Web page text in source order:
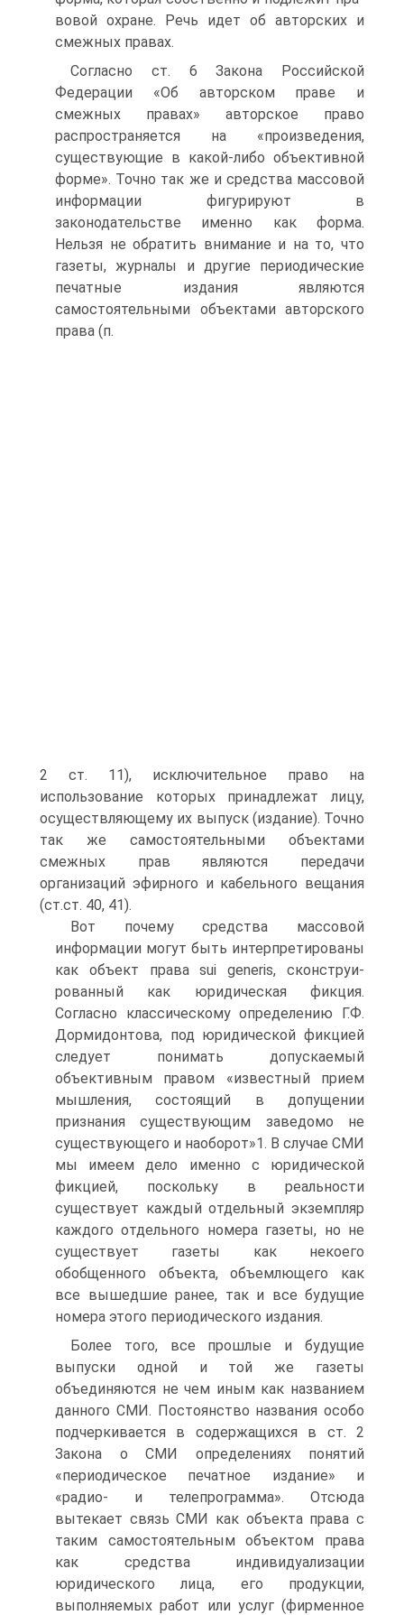
вовой охране. Речь идет об авторских и
смежных правах.
Согласно ст. 6 Закона Российской
Федерации «Об автор­ском праве и
смежных правах» авторское право
распрост­раняется на «произведения,
существующие в какой-либо объективной
форме». Точно так же и средства массовой
информации фигурируют в
законодательстве именно как форма.
Нельзя не обратить внимание и на то, что
газеты, журналы и другие периодические
печатные издания явля­ются
самостоятельными объектами авторского
права (п.
2 ст. 11), исключительное право на
использование которых принадлежат лицу,
осуществляющему их выпуск (изда­ние). Точно
так же самостоятельными объектами
смежных прав являются передачи
организаций эфирного и кабельно­го вещания
(ст.ст. 40, 41).
Вот почему средства массовой
информации могут быть интерпретированы
как объект права sui generis, сконструи­
рованный как юридическая фикция.
Согласно классичес­кому определению Г.Ф.
Дормидонтова, под юридической фикцией
следует понимать допускаемый
объективным пра­вом «известный прием
мышления, состоящий в допущении
признания существующим заведомо не
существующего и наоборот»1. В случае СМИ
мы имеем дело именно с юриди­ческой
фикцией, поскольку в реальности
существует каж­дый отдельный экземпляр
каждого отдельного номера газе­ты, но не
существует газеты как некоего
обобщенного объекта, объемлющего как
все вышедшие ранее, так и все будущие
номера этого периодического издания.
Более того, все прошлые и будущие
выпуски одной и той же газеты
объединяются не чем иным как названием
дан­ного СМИ. Постоянство названия особо
подчеркивается в содержащихся в ст. 2
Закона о СМИ определениях понятий
«периодическое печатное издание» и
«радио- и телепрог­рамма». Отсюда
вытекает связь СМИ как объекта права с
таким самостоятельным объектом права
как средства инди­видуализации
юридического лица, его продукции,
выполняемых работ или услуг (фирменное